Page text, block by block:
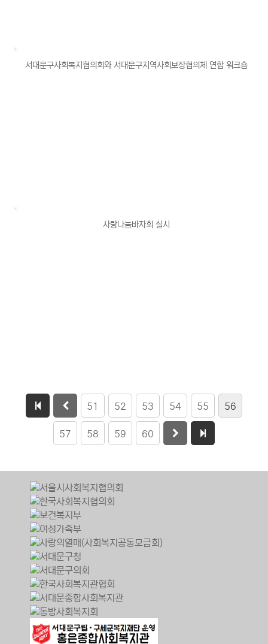
서대문구사회복지협의회와 서대문구지역사회보장협의체 연합 워크숍
사랑나눔바자회 실시
51 52 53 54 55 56
57 58 59 60